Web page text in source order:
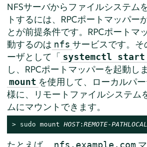
NFSサーバからファイルシステム
トするには、RPCポートマッパー
とが前提条件です。RPCポートマ
動するのは nfs サービスです。そ
ーザとして「 systemctl
し、RPCポートマッパーを起動し
mount を使用して、ローカルパ
様に、リモートファイルシステム
ムにマウントできます。
> sudo mount HOST: REMOTE-PATH
たとえば、 nfs.example.com